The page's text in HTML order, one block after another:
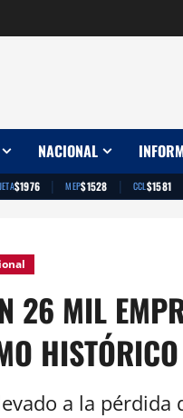
NACIONAL
$1976 | MEP$1528 | CCL$1581
26 MIL
HISTÓRICO
a la pérdida